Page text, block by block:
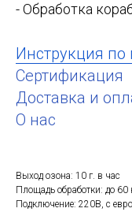
- Обработка
Инструкция
Сертификация
Доставка и
О нас
Выход озона: 10 г. в час
Площадь обработки: до 60
Подключение: 220В, с